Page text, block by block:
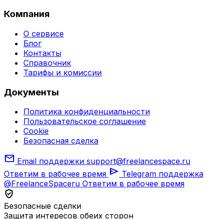
Компания
О сервисе
Блог
Контакты
Справочник
Тарифы и комиссии
Документы
Политика конфиденциальности
Пользовательское соглашение
Cookie
Безопасная сделка
mail Email поддержки support@freelancespace.ru
Ответим в рабочее время send Telegram поддержка
@FreelanceSpaceru Ответим в рабочее время
verified_user
Безопасные сделки
Защита интересов обеих сторон